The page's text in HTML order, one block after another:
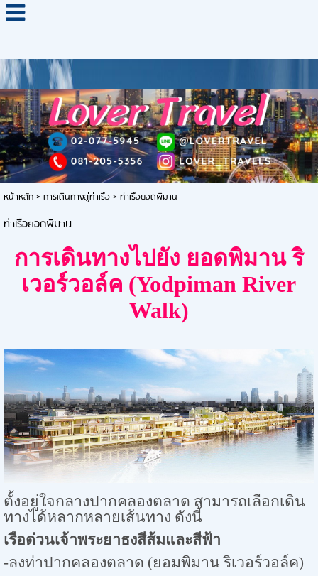
หน้าหลัก> การเดินทางสู่ท่าเรือ> ท่าเรือยอดพิมาน
ท่าเรือยอดพิมาน
การเดินทางไปยัง ยอดพิมาน ริ
เวอร์วอล์ค (Yodpiman River
Walk)
ตั้งอยู่ใจกลางปากคลองตลาด สามารถเลือกเดิน
ทางได้หลากหลายเส้นทาง ดังนี้
เรือด่วนเจ้าพระยาธงสีส้มและสีฟ้า
-ลงท่าปากคลองตลาด (ยอมพิมาน ริเวอร์วอล์ค)